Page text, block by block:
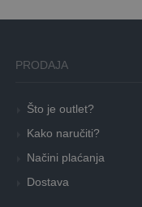
PRODAJA
Što je outlet?
Kako naručiti?
Načini plaćanja
Dostava